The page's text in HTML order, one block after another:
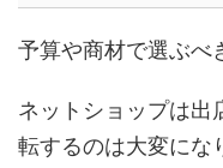
予算や商材で選ぶべ
ネットショップは出
転するのは大変にな